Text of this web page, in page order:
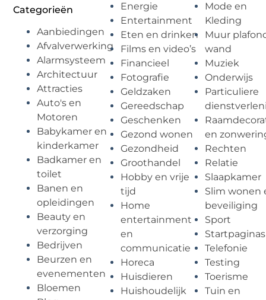
Categorieën
Aanbiedingen
Afvalverwerking
Alarmsysteem
Architectuur
Attracties
Auto's en
Motoren
Babykamer en
kinderkamer
Badkamer en
toilet
Banen en
opleidingen
Beauty en
verzorging
Bedrijven
Beurzen en
evenementen
Bloemen
Energie
Entertainment
Eten en drinken
Films en video’s
Financieel
Fotografie
Geldzaken
Gereedschap
Geschenken
Gezond wonen
Gezondheid
Groothandel
Hobby en vrije
tijd
Home
entertainment
en
communicatie
Horeca
Huisdieren
Huishoudelijk
Mode en
Kleding
Muur
wand
Muziek
Onderwijs
Particuliere
en
Rechten
Relatie
Slaapkamer
Slim wonen
beveiliging
Sport
Startpaginas
Telefonie
Testing
Toerisme
Tuin en